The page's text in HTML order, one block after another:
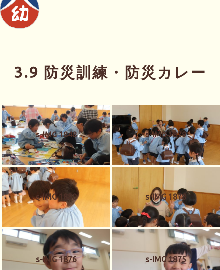
3.9 防災訓練・防災カレー
s-IMG 1848 s-IMG 1879
s-IMG 1880 s-IMG 1878
s-IMG 1876 s-IMG 1875